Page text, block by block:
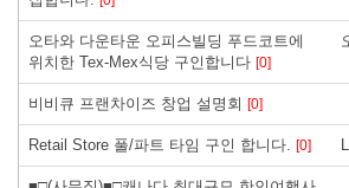
오타와 다운타운 오피스빌딩 푸드코트에
위치한 Tex-Mex식당 구인합니다 [0]
비비큐 프랜차이즈 창업 설명회 [0]
Retail Store 풀/파트 타임 구인 합니다. [0]